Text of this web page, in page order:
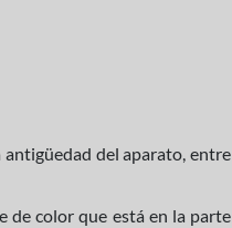
del aparato, entre
de color que está en la parte